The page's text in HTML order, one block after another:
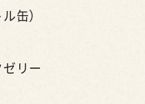
缶）
リー